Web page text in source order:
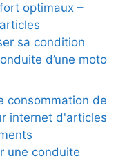
optimaux –
sa condition
d’une moto
consommation de
internet d'articles
une conduite